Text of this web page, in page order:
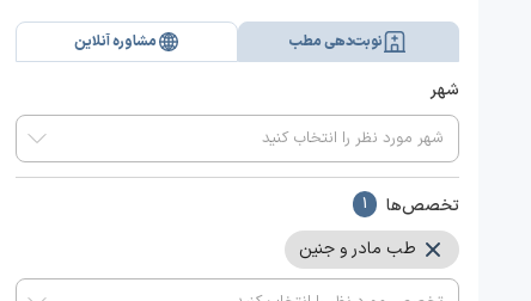
نوبت‌دهی مطب مشاوره آنلاین
شهر
تخصص‌ها 1
طب مادر و جنین